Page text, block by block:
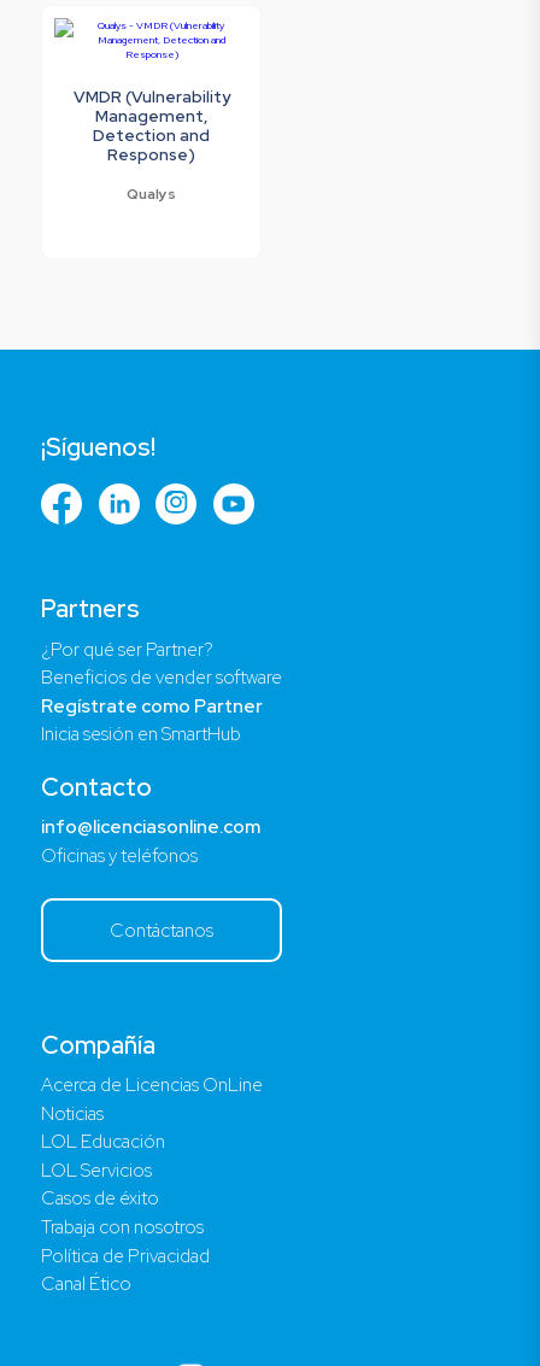
VMDR (Vulnerability
Management,
Detection and
Response)
Qualys
Compañía
Acerca de Licencias OnLine
Noticias
LOL Educación
LOL Servicios
Casos de éxito
Trabaja con nosotros
Política de Privacidad
Canal Ético
Partners
¿Por qué ser Partner?
Beneficios de vender software
Regístrate como Partner
Inicia sesión en SmartHub
Contacto
info@licenciasonline.com
Oficinas y teléfonos
Contáctanos
¡Síguenos!